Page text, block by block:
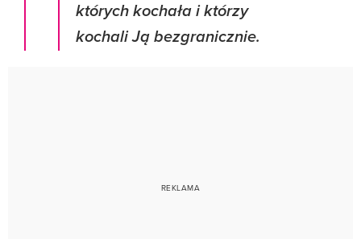
których kochała i którzy
kochali Ją bezgranicznie.